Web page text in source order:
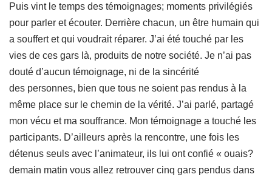
Puis vint le temps des témoignages; moments privilégiés
pour parler et écouter. Derrière chacun, un être humain qui
a souffert et qui voudrait réparer. J’ai été touché par les
vies de ces gars là, produits de notre société. Je n’ai pas
douté d’aucun témoignage, ni de la sincérité
des personnes, bien que tous ne soient pas rendus à la
même place sur le chemin de la vérité. J’ai parlé, partagé
mon vécu et ma souffrance. Mon témoignage a touché les
participants. D’ailleurs après la rencontre, une fois les
détenus seuls avec l’animateur, ils lui ont confié « ouais?
demain matin vous allez retrouver cinq gars pendus dans